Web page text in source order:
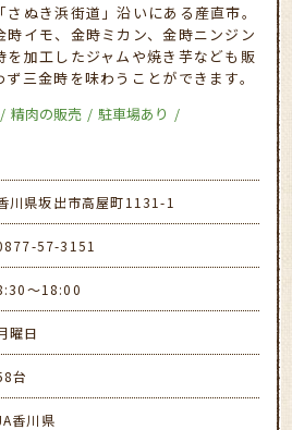
ぬき浜街道」沿いにある産直市。
イモ、金時ミカン、金時ニンジン
を加工したジャムや焼き芋なども販
三金時を味わうことができます。
精肉の販売
駐車場あり
川県坂出市高屋町1131-1
57-3151
～18:00
曜日
台
香川県